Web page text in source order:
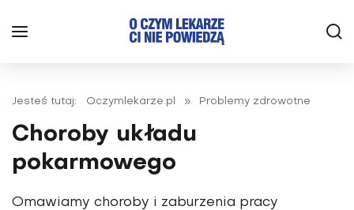
Jesteś tutaj: Oczymlekarze.pl » Problemy zdrowotne
Choroby układu
pokarmowego
Omawiamy choroby i zaburzenia pracy